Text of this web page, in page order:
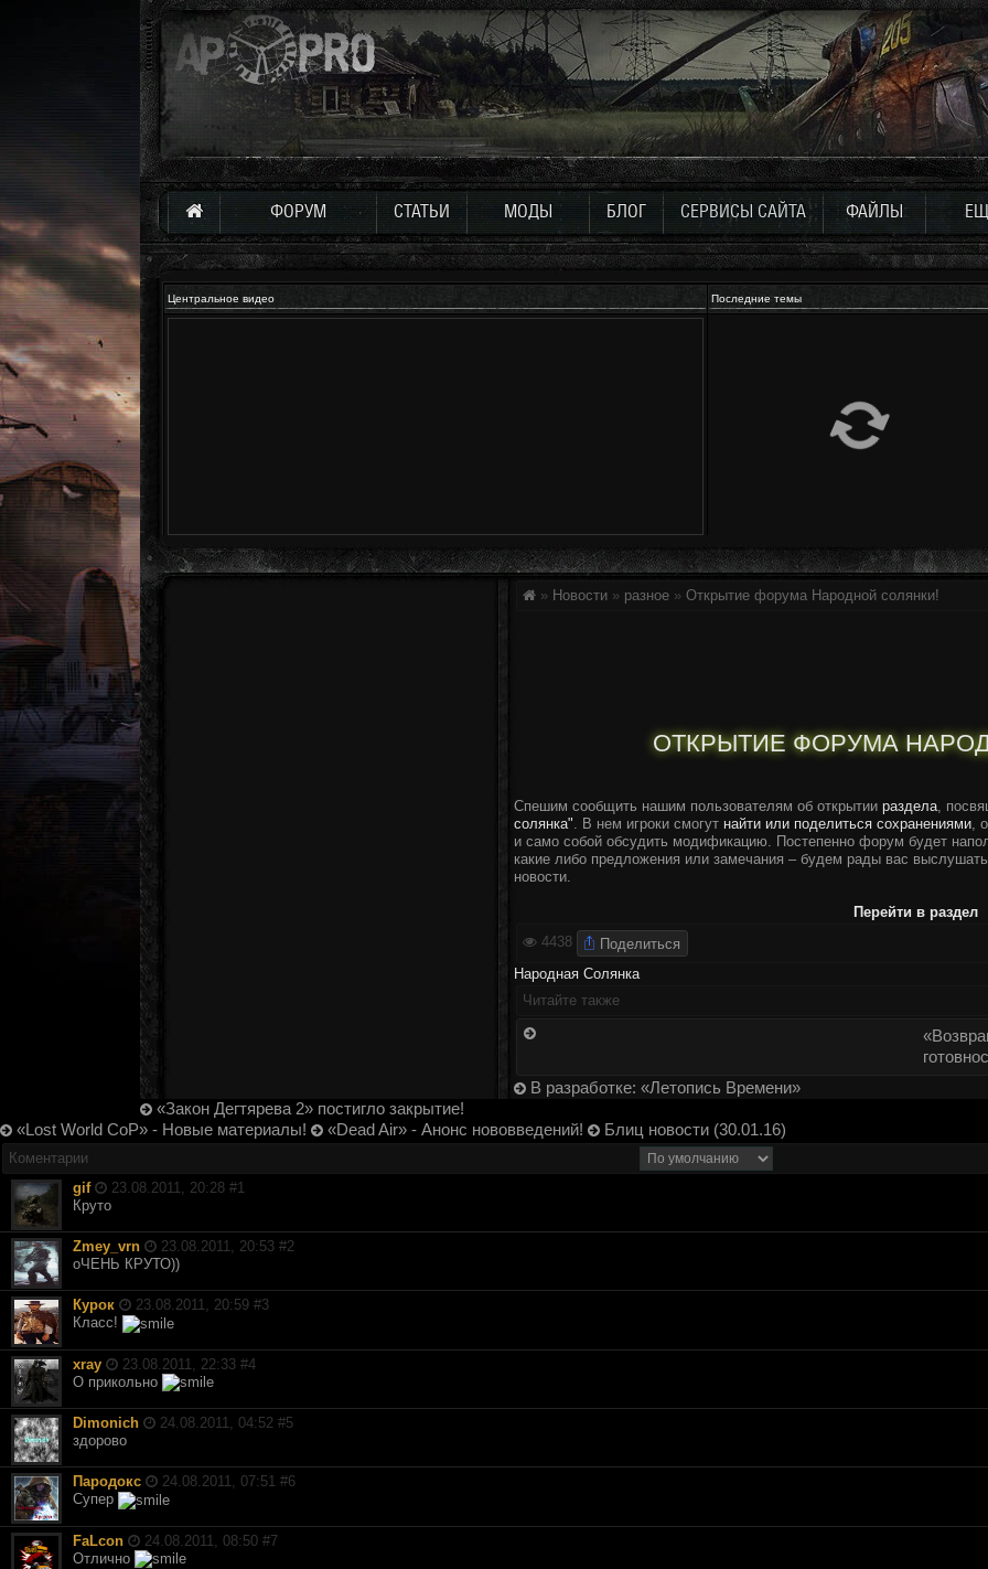
ФОРУМ СТАТЬИ МОДЫ БЛОГ СЕРВИСЫ САЙТА ФАЙЛЫ
Центральное видео Последние темы
» Новости » разное » Открытие форума Народной солянки!
ОТКРЫТИЕ ФОРУМА
Спешим сообщить нашим пользователям об открытии раздела,
солянка". В нем игроки смогут найти или поделиться сохранениями,
и само собой обсудить модификацию. Постепенно форум будет
какие либо предложения или замечания – будем рады вас
новости.
Перейти в раздел
4438
Поделиться
Народная Солянка
Читайте также
В разработке: «Летопись Времени»
«Закон Дегтярева 2» постигло закрытие!
«Lost World CoP» - Новые материалы!
«Dead Air» - Анонс нововведений! Блиц новости (30.01.16)
Коментарии
gif
23.08.2011, 20:28 #1
Круто
Zmey_vrn 23.08.2011, 20:53 #2
оЧЕНЬ КРУТО))
Курок 23.08.2011, 20:59 #3
Класс!
xray 23.08.2011, 22:33 #4
О прикольно
Dimonich 24.08.2011, 04:52 #5
здорово
Пародокс 24.08.2011, 07:51 #6
Супер
FaLcon 24.08.2011, 08:50 #7
Отлично